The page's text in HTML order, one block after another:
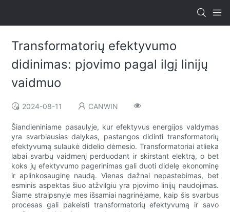
Transformatorių efektyvumo
didinimas: pjovimo pagal ilgį linijų
vaidmuo
2024-08-11 CANWIN
Šiandieniniame pasaulyje, kur efektyvus energijos valdymas
yra svarbiausias dalykas, pastangos didinti transformatorių
efektyvumą sulaukė didelio dėmesio. Transformatoriai atlieka
labai svarbų vaidmenį perduodant ir skirstant elektrą, o bet
koks jų efektyvumo pagerinimas gali duoti didelę ekonominę
ir aplinkosauginę naudą. Vienas dažnai nepastebimas, bet
esminis aspektas šiuo atžvilgiu yra pjovimo linijų naudojimas.
Šiame straipsnyje mes išsamiai nagrinėjame, kaip šis svarbus
procesas gali pakeisti transformatorių efektyvumą ir savo